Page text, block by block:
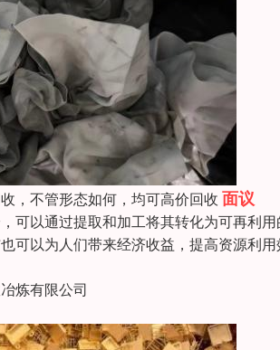
，不管形态如何，均可高价回收 面议
可以通过提取和加工将其转化为可再利
可以为人们带来经济收益，提高资源利
炼有限公司